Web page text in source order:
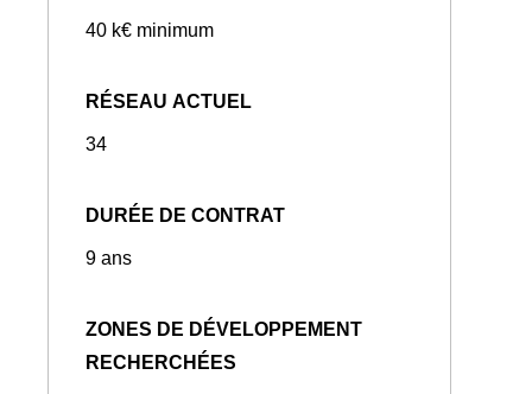
40 k€ minimum
RÉSEAU ACTUEL
34
DURÉE DE CONTRAT
9 ans
ZONES DE DÉVELOPPEMENT
RECHERCHÉES